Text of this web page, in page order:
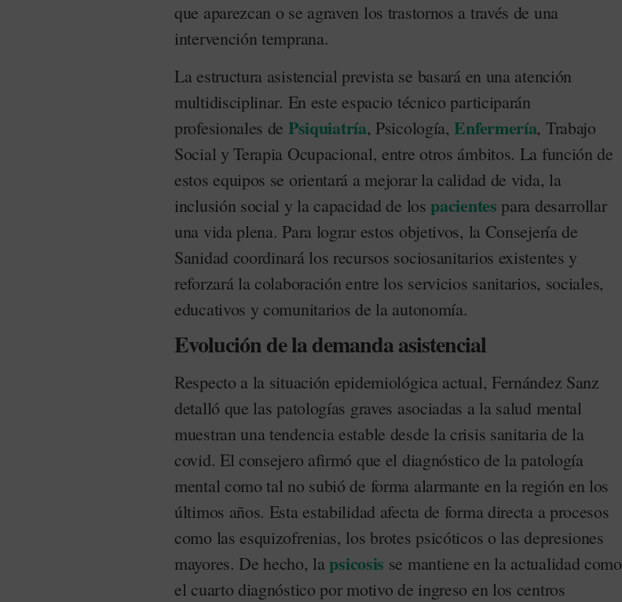
que aparezcan o se agraven los trastornos a través de una
intervención temprana.
La estructura asistencial prevista se basará en una atención
multidisciplinar. En este espacio técnico participarán
profesionales de Psiquiatría, Psicología,Enfermería, Trabajo
Social y Terapia Ocupacional, entre otros ámbitos. La función de
estos equipos se orientará a mejorar la calidad de vida, la
inclusión social y la capacidad de lospacientes para desarrollar
una vida plena. Para lograr estos objetivos, la Consejería de
Sanidad coordinará los recursos sociosanitarios existentes y
reforzará la colaboración entre los servicios sanitarios, sociales,
educativos y comunitarios de la autonomía.
Evolución de la demanda asistencial
Respecto a la situación epidemiológica actual, Fernández Sanz
detalló que las patologías graves asociadas a la salud mental
muestran una tendencia estable desde la crisis sanitaria de la
covid. El consejero afirmó que el diagnóstico de la patología
mental como tal no subió de forma alarmante en la región en los
últimos años. Esta estabilidad afecta de forma directa a procesos
como las esquizofrenias, los brotes psicóticos o las depresiones
mayores. De hecho, lapsicosis se mantiene en la actualidad como
el cuarto diagnóstico por motivo de ingreso en los centros